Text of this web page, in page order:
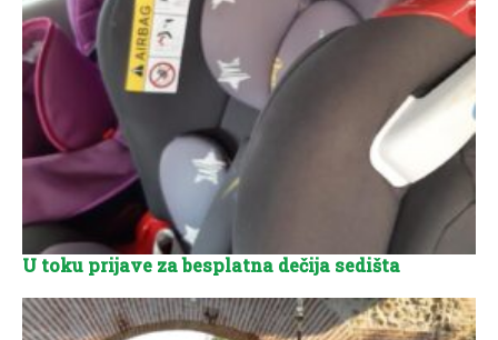
U toku prijave za besplatna dečija sedišta